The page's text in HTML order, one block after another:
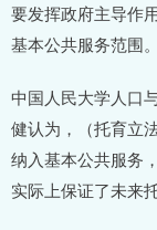
要发挥政府主导作
基本公共服务范围。
中国人民大学人口
健认为，（托育立
纳入基本公共服务
实际上保证了未来